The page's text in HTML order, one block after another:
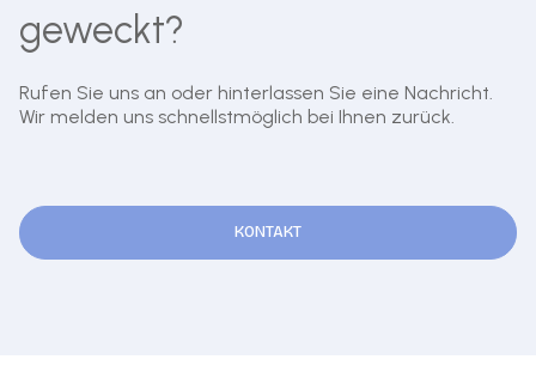
geweckt?
Rufen Sie uns an oder hinterlassen Sie eine Nachricht.
Wir melden uns schnellstmöglich bei Ihnen zurück.
KONTAKT